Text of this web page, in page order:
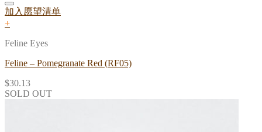
加入愿望清单
+
Feline Eyes
Feline – Pomegranate Red (RF05)
$30.13
SOLD OUT